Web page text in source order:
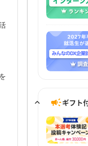
ギフト